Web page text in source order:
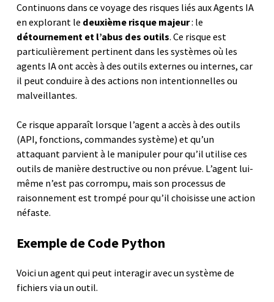
Continuons dans ce voyage des risques liés aux Agents IA
en explorant le deuxième risque majeur: le
détournement et l’abus des outils. Ce risque est
particulièrement pertinent dans les systèmes où les
agents IA ont accès à des outils externes ou internes, car
il peut conduire à des actions non intentionnelles ou
malveillantes.
Ce risque apparaît lorsque l’agent a accès à des outils
(API, fonctions, commandes système) et qu’un
attaquant parvient à le manipuler pour qu’il utilise ces
outils de manière destructive ou non prévue. L’agent lui-
même n’est pas corrompu, mais son processus de
raisonnement est trompé pour qu’il choisisse une action
néfaste.
Exemple de Code Python
Voici un agent qui peut interagir avec un système de
fichiers via un outil.